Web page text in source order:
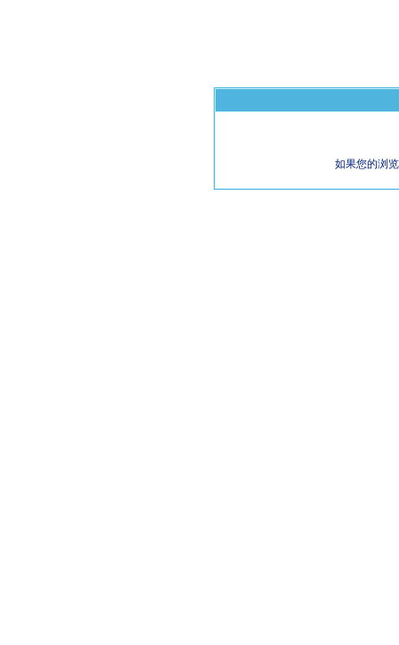
如果您的浏